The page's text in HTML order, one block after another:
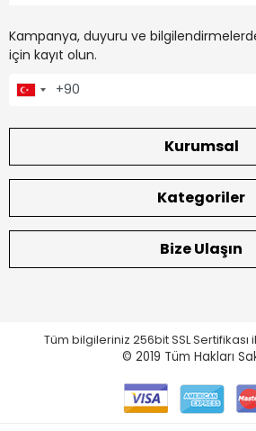
Kampanya, duyuru ve
için kayıt olun.
Kurumsal
Kategoriler
Bize Ulaşın
Tüm bilgileriniz 256bit SSL
© 2019 Tüm Hakları